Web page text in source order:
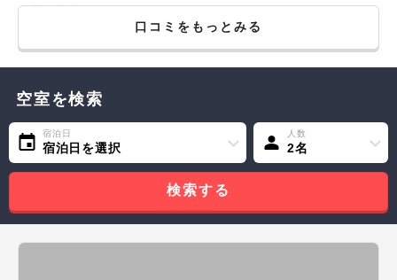
続きをみる...
口コミをもっとみる
空室を検索
宿泊日
宿泊日を選択
人数
2名
検索する